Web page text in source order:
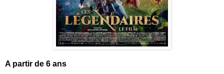
A partir de 6 ans